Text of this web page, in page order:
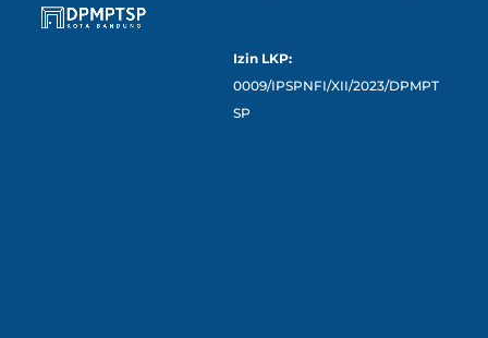
Izin LKP:
0009/IPSPNFI/XII/2023/DPMPT
SP